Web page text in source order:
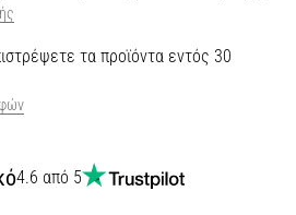
τα προϊόντα εντός 30
4.6 από 5